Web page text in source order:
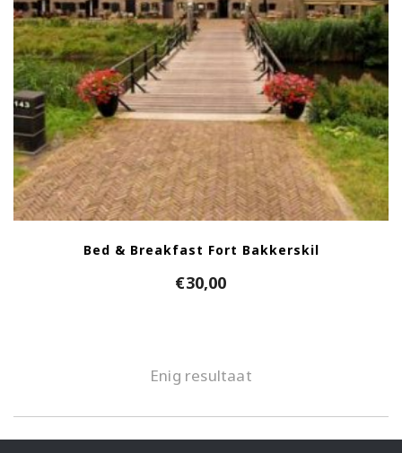
Bed & Breakfast Fort Bakkerskil
€30,00
Enig resultaat